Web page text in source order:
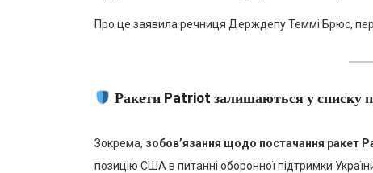
Про це заявила речниця Держдепу Теммі Брюс,
Ракети Patriot залишаються у списку
Зокрема, зобов’язання щодо постачання ракет
позицію США в питанні оборонної підтримки